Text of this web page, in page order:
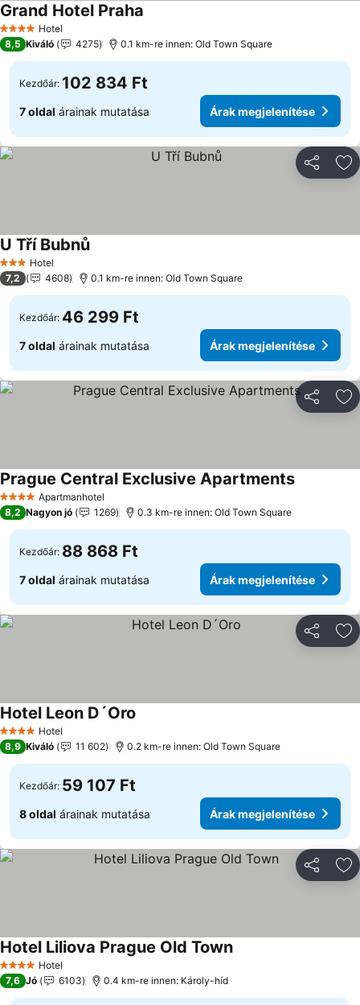
4 KategóriaHotel
Grand Hotel Praha
8,5 Kiváló 4275 0.1 km-re innen: Old Town Square
Kezdőár: 102 834 Ft
7 oldal árainak mutatása Árak megjelenítése
3 Kategória
Hotel
U Tří Bubnů
7,2 4608 0.1 km-re innen: Old Town Square
Kezdőár: 46 299 Ft
7 oldal árainak mutatása Árak megjelenítése
4 KategóriaApartmanhotel
Prague Central Exclusive Apartments
8,2 Nagyon jó 1269 0.3 km-re innen: Old Town Square
Kezdőár: 88 868 Ft
7 oldal árainak mutatása Árak megjelenítése
4 KategóriaHotel
Hotel Leon D´Oro
8,9 Kiváló 11 602 0.2 km-re innen: Old Town Square
Kezdőár: 59 107 Ft
8 oldal árainak mutatása Árak megjelenítése
4 KategóriaHotel
Hotel Liliova Prague Old Town
7,6 Jó 6103 0.4 km-re innen: Károly-híd